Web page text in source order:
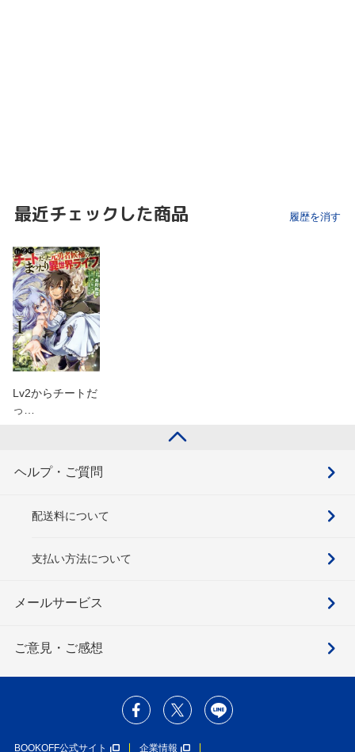
最近チェックした商品 履歴を消す
Lv2からチートだ
っ…
ヘルプ・ご質問
配送料について
支払い方法について
メールサービス
ご意見・ご感想
BOOKOFF公式サイト 企業情報